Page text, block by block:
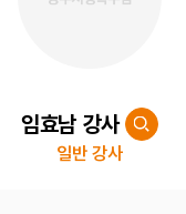
임효남 강사
일반 강사